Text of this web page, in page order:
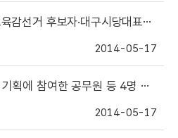
보자·대구시당대표자 등 공명선거실천 결의문 서명 및 채택
2014-05-17
획에 참여한 공무원 등 4명 고발
2014-05-17